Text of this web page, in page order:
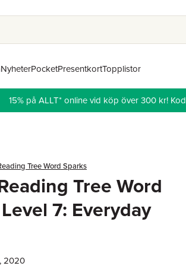
NyheterPocketPresentkortTopplistor
15% på ALLT* online vid köp över 300 kr! Kod
Tree Word Sparks
Tree Word
7: Everyday
2020